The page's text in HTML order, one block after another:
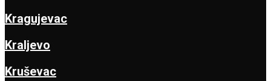
Kragujevac
Kraljevo
Kruševac